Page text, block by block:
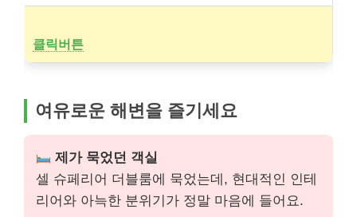
클릭버튼
여유로운 해변을 즐기세요
제가 묵었던 객실
셀 슈페리어 더블룸에 묵었는데, 현대적인 인테
리어와 아늑한 분위기가 정말 마음에 들어요.